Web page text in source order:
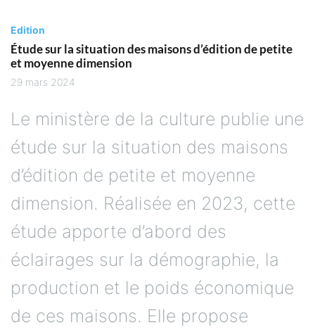
Edition
Étude sur la situation des maisons d’édition de petite
et moyenne dimension
29 mars 2024
Le ministère de la culture publie une
étude sur la situation des maisons
d’édition de petite et moyenne
dimension. Réalisée en 2023, cette
étude apporte d’abord des
éclairages sur la démographie, la
production et le poids économique
de ces maisons. Elle propose